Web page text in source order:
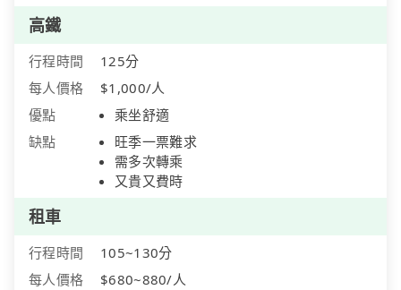
高鐵
行程時間
125分
每人價格
$1,000/人
優點
乘坐舒適
缺點
旺季一票難求
需多次轉乘
又貴又費時
租車
行程時間
105~130分
每人價格
$680~880/人